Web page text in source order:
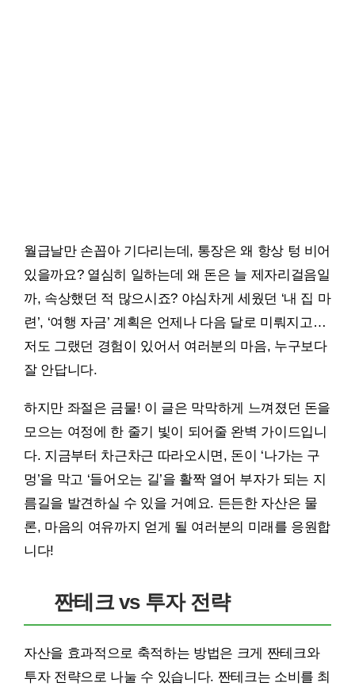
월급날만 손꼽아 기다리는데, 통장은 왜 항상 텅 비어
있을까요? 열심히 일하는데 왜 돈은 늘 제자리걸음일
까, 속상했던 적 많으시죠? 야심차게 세웠던 ‘내 집 마
련’, ‘여행 자금’ 계획은 언제나 다음 달로 미뤄지고…
저도 그랬던 경험이 있어서 여러분의 마음, 누구보다
잘 안답니다.
하지만 좌절은 금물! 이 글은 막막하게 느껴졌던 돈을
모으는 여정에 한 줄기 빛이 되어줄 완벽 가이드입니
다. 지금부터 차근차근 따라오시면, 돈이 ‘나가는 구
멍’을 막고 ‘들어오는 길’을 활짝 열어 부자가 되는 지
름길을 발견하실 수 있을 거예요. 든든한 자산은 물
론, 마음의 여유까지 얻게 될 여러분의 미래를 응원합
니다!
짠테크 vs 투자 전략
자산을 효과적으로 축적하는 방법은 크게 짠테크와
투자 전략으로 나눌 수 있습니다. 짠테크는 소비를 최